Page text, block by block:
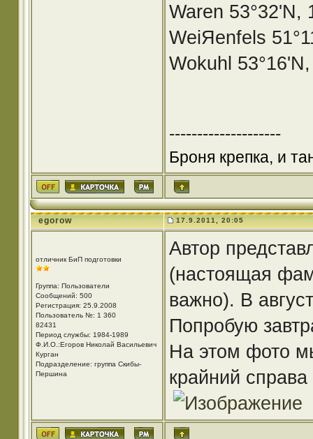
Waren 53°32'N,
WeiЯenfels
Wokuhl
--------------------
Броня крепка, и
egorow 17.9.2011, 20:05
отличник БиП подготовки
Группа: Пользователи
Сообщений: 500
Регистрация: 25.9.2008
Пользователь №: 1 360
82431
Период службы: 1984-1989
Ф.И.О.:Егоров Николай Васильевич
Курган
Подразделение: группа Скибы-
Першина
Автор
(настоящая
важно). В
Попробую
На этом фото
крайний